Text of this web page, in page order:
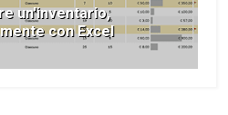
un'inventario,
con Excel